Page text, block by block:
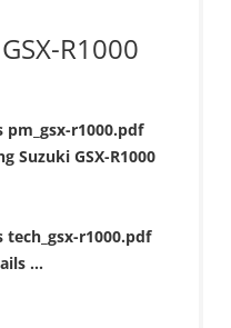
R1000
r1000.pdf
Suzuki GSX-R1000
r1000.pdf
...